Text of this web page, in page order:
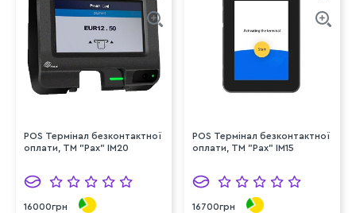
POS Термінал безконтактної
оплати, TM "Pax" IM20
16000грн
POS Термінал безконтактної
оплати, TM "Pax" IM15
16700грн